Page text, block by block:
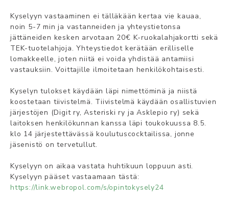
Kyselyyn vastaaminen ei tälläkään kertaa vie kauaa,
noin 5-7 min ja vastanneiden ja yhteystietonsa
jättäneiden kesken arvotaan 20€ K-ruokalahjakortti sekä
TEK-tuotelahjoja. Yhteystiedot kerätään erilliselle
lomakkeelle, joten niitä ei voida yhdistää antamiisi
vastauksiin. Voittajille ilmoitetaan henkilökohtaisesti.
Kyselyn tulokset käydään läpi nimettöminä ja niistä
koostetaan tiivistelmä. Tiivistelmä käydään osallistuvien
järjestöjen (Digit ry, Asteriski ry ja Asklepio ry) sekä
laitoksen henkilökunnan kanssa läpi toukokuussa 8.5.
klo 14 järjestettävässä koulutuscocktailissa, jonne
jäsenistö on tervetullut.
Kyselyyn on aikaa vastata huhtikuun loppuun asti.
Kyselyyn pääset vastaamaan tästä:
https://link.webropol.com/s/opintokysely24